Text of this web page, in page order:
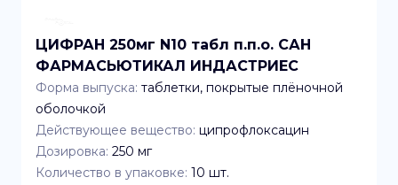
ЦИФРАН 250мг N10 табл п.п.о. САН
ФАРМАСЬЮТИКАЛ ИНДАСТРИЕС
Форма выпуска: таблетки, покрытые плёночной
оболочкой
Действующее вещество: ципрофлоксацин
Дозировка: 250 мг
Количество в упаковке: 10 шт.